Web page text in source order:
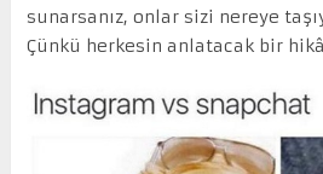
sunarsanız, onlar sizi nereye
Çünkü herkesin anlatacak bir